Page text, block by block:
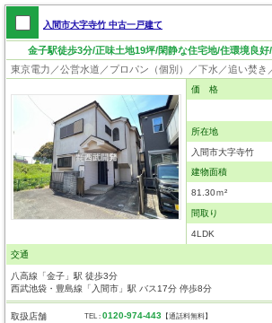
入間市大字寺竹 中古一戸建て
金子駅徒歩3分/正味土地19坪/閑静な住宅地/住環境良
価 格
所在地
入間市大字寺竹
建物面積
81.30ｍ²
間取り
4LDK
交通
八高線「金子」駅 徒歩3分
西武池袋・豊島線「入間市」駅 バス17分 停歩8分
取扱店舗 TEL :0120-974-443 【通話料無料】